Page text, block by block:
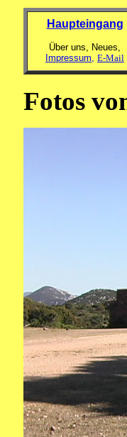
Haupteingang
Über uns, Neues,
Impressum, E-Mail
Fotos